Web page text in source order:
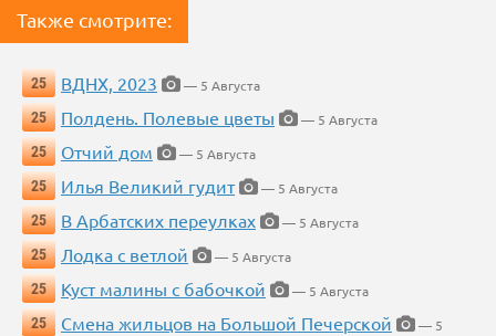
Также смотрите:
25 ВДНХ, 2023
— 5 Августа
25
Полдень. Полевые цветы
— 5 Августа
25
Отчий дом
— 5 Августа
25
Илья Великий гудит
— 5 Августа
25
В Арбатских переулках
— 5 Августа
25
Лодка с ветлой
— 5 Августа
25
Куст малины с бабочкой
— 5 Августа
25
Смена жильцов на Большой Печерской
— 5